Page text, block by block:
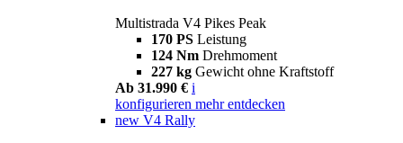
Multistrada V4 Pikes Peak
170 PS Leistung
124 Nm Drehmoment
227 kg Gewicht ohne Kraftstoff
Ab 31.990 € i
konfigurieren mehr entdecken
new V4 Rally